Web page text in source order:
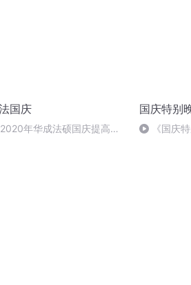
国庆
2020年华成法硕国庆提高班
国庆特别
《国庆